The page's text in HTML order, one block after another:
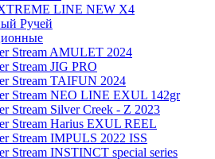
LINE NEW X4
Ручей
Stream AMULET 2024
Stream JIG PRO
Stream TAIFUN 2024
Stream NEO LINE EXUL 142gr
Stream Silver Creek - Z 2023
Stream Harius EXUL REEL
Stream IMPULS 2022 ISS
Stream INSTINCT special series